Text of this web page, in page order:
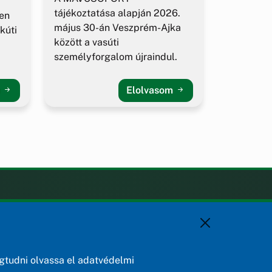
tájékoztatása alapján 2026.
május 30-án Veszprém-Ajka
között a vasúti
személyforgalom újraindul.
Elolvasom
KAPCSOLAT
jegyzo@osku.hu
olvassa el adatvédelmi